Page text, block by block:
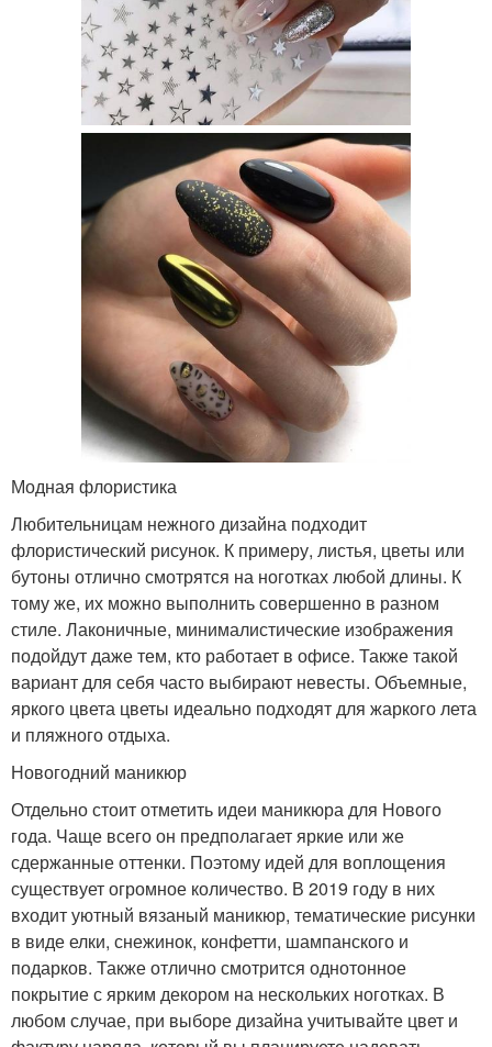
Модная флористика
Любительницам нежного дизайна подходит
флористический рисунок. К примеру, листья, цветы или
бутоны отлично смотрятся на ноготках любой длины. К
тому же, их можно выполнить совершенно в разном
стиле. Лаконичные, минималистические изображения
подойдут даже тем, кто работает в офисе. Также такой
вариант для себя часто выбирают невесты. Объемные,
яркого цвета цветы идеально подходят для жаркого лета
и пляжного отдыха.
Новогодний маникюр
Отдельно стоит отметить идеи маникюра для Нового
года. Чаще всего он предполагает яркие или же
сдержанные оттенки. Поэтому идей для воплощения
существует огромное количество. В 2019 году в них
входит уютный вязаный маникюр, тематические рисунки
в виде елки, снежинок, конфетти, шампанского и
подарков. Также отлично смотрится однотонное
покрытие с ярким декором на нескольких ноготках. В
любом случае, при выборе дизайна учитывайте цвет и